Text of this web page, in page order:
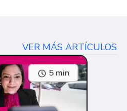
VER MÁS ARTÍCULOS
5 min